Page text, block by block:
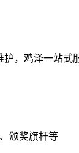
护，鸡泽一站式
颁奖旗杆等